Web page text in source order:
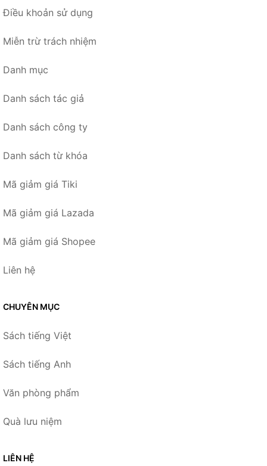
Điều khoản sử dụng
Miễn trừ trách nhiệm
Danh mục
Danh sách tác giả
Danh sách công ty
Danh sách từ khóa
Mã giảm giá Tiki
Mã giảm giá Lazada
Mã giảm giá Shopee
Liên hệ
CHUYÊN MỤC
Sách tiếng Việt
Sách tiếng Anh
Văn phòng phẩm
Quà lưu niệm
LIÊN HỆ